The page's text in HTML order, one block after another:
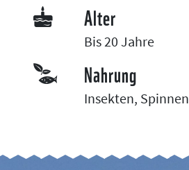
Alter
Bis 20 Jahre
Nahrung
Insekten, Spinnen